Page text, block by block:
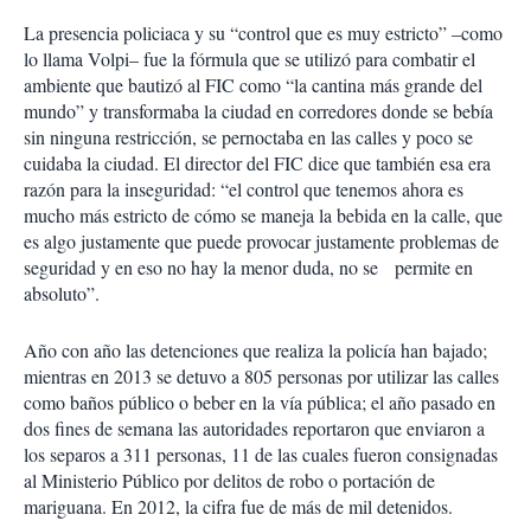
La presencia policiaca y su “control que es muy estricto” –como
lo llama Volpi– fue la fórmula que se utilizó para combatir el
ambiente que bautizó al FIC como “la cantina más grande del
mundo” y transformaba la ciudad en corredores donde se bebía
sin ninguna restricción, se pernoctaba en las calles y poco se
cuidaba la ciudad. El director del FIC dice que también esa era
razón para la inseguridad: “el control que tenemos ahora es
mucho más estricto de cómo se maneja la bebida en la calle, que
es algo justamente que puede provocar justamente problemas de
seguridad y en eso no hay la menor duda, no se permite en
absoluto”.
Año con año las detenciones que realiza la policía han bajado;
mientras en 2013 se detuvo a 805 personas por utilizar las calles
como baños público o beber en la vía pública; el año pasado en
dos fines de semana las autoridades reportaron que enviaron a
los separos a 311 personas, 11 de las cuales fueron consignadas
al Ministerio Público por delitos de robo o portación de
mariguana. En 2012, la cifra fue de más de mil detenidos.